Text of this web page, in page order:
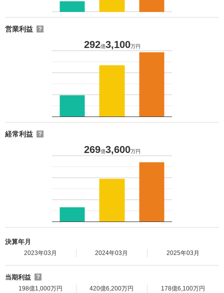
営業利益 ？
292億3,100万円
経常利益 ？
269億3,600万円
決算年月
2023年03月 2024年03月 2025年03月
当期利益
？
198億1,000万円
420億6,200万円 178億6,100万円